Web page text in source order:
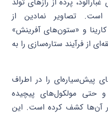
است. تصاویر نمادین از
و «ستون‌های آفرینش»
از فرآیند ستاره‌سازی را به
پیش‌سیاره‌ای را در اطراف
حتی مولکول‌های پیچیده
در آن‌ها کشف کرده است. این